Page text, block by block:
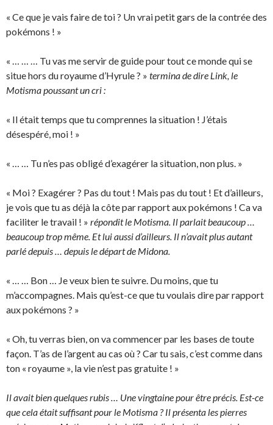
« Ce que je vais faire de toi ? Un vrai petit gars de la contrée des
pokémons ! »
« … … … Tu vas me servir de guide pour tout ce monde qui se
situe hors du royaume d’Hyrule ? » termina de dire Link, le
Motisma poussant un cri :
« Il était temps que tu comprennes la situation ! J’étais
désespéré, moi ! »
« … … Tu n’es pas obligé d’exagérer la situation, non plus. »
« Moi ? Exagérer ? Pas du tout ! Mais pas du tout ! Et d’ailleurs,
je vois que tu as déjà la côte par rapport aux pokémons ! Ca va
faciliter le travail ! » répondit le Motisma. Il parlait beaucoup …
beaucoup trop même. Et lui aussi d’ailleurs. Il n’avait plus autant
parlé depuis … depuis le départ de Midona.
« … … Bon … Je veux bien te suivre. Du moins, que tu
m’accompagnes. Mais qu’est-ce que tu voulais dire par rapport
aux pokémons ? »
« Oh, tu verras bien, on va commencer par les bases de toute
façon. T’as de l’argent au cas où ? Car tu sais, c’est comme dans
ton « royaume », la vie n’est pas gratuite ! »
Il avait bien quelques rubis … Une vingtaine pour être précis. Est-ce
que cela était suffisant pour le Motisma ? Il présenta les pierres